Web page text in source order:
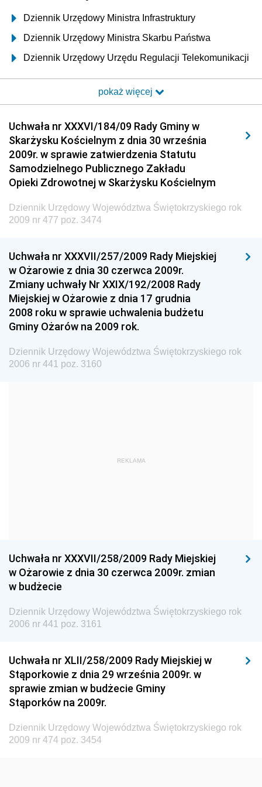
Dziennik Urzędowy Ministra Infrastruktury
Dziennik Urzędowy Ministra Skarbu Państwa
Dziennik Urzędowy Urzędu Regulacji Telekomunikacji
Dziennik Urzędowy Ministra Transportu i Budownictwa
Elektronicznej
Dziennik Urzędowy Ministra Spraw Wewnętrznych i
Administracji
Dziennik Urzędowy Ministra Transportu
Dziennik Urzędowy Ministra Budownictwa
Dziennik Urzędowy Ministra Nauki i Szkolnictwa
Dziennik Urzędowy Głównego Urzędu Miar
Dziennik Urzędowy Ministra Rolnictwa i Rozwoju Wsi
Dziennik Urzędowy Ministra Edukacji Narodowej i
Sportu
Dziennik Urzędowy Ministra Edukacji i Nauki
Dziennik Urzędowy Ministra Edukacji Narodowej
Dziennik Urzędowy Ministra Gospodarki Morskiej
Dziennik Urzędowy Ministra Kultury i Dziedzictwa
Dziennik Urzędowy Ministra Pracy i Polityki
Społecznej
Dziennik Urzędowy Urzędu Lotnictwa Cywilnego
Dziennik Urzędowy Ministerstwa Hutnictwa i
Przemysłu Maszynowego
Dziennik Urzędowy Ministerstwa Zdrowia i Opieki
Społecznej
Dziennik Urzędowy Ministerstwa Rolnictwa, Leśnictwa
i Gospodarki Żywnościowej
pokaż więcej
Uchwała nr XXXVI/184/09 Rady Gminy w
Skarżysku Kościelnym z dnia 30 września
2009r. w sprawie zatwierdzenia Statutu
Samodzielnego Publicznego Zakładu
Opieki Zdrowotnej w Skarżysku Kościelnym
Dziennik Urzędowy Województwa Świętokrzyskiego rok
2009 nr 477 poz. 3474
Uchwała nr XXXVII/257/2009 Rady Miejskiej
w Ożarowie z dnia 30 czerwca 2009r.
Zmiany uchwały Nr XXIX/192/2008 Rady
Miejskiej w Ożarowie z dnia 17 grudnia
2008 roku w sprawie uchwalenia budżetu
Gminy Ożarów na 2009 rok.
Dziennik Urzędowy Województwa Świętokrzyskiego rok
2006 nr 441 poz. 3160
REKLAMA
Uchwała nr XXXVII/258/2009 Rady Miejskiej
w Ożarowie z dnia 30 czerwca 2009r. zmian
w budżecie
Dziennik Urzędowy Województwa Świętokrzyskiego rok
2006 nr 441 poz. 3161
Uchwała nr XLII/258/2009 Rady Miejskiej w
Stąporkowie z dnia 29 września 2009r. w
sprawie zmian w budżecie Gminy
Stąporków na 2009r.
Dziennik Urzędowy Województwa Świętokrzyskiego rok
2009 nr 474 poz. 3454